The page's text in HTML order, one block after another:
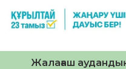
Жалағаш